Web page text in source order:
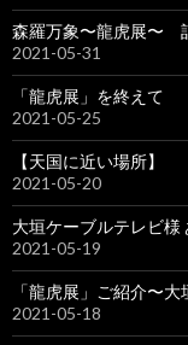
森羅万象〜龍虎展〜
2021-05-31
「龍虎展」を終えて
2021-05-25
【天国に近い場所】
2021-05-20
大垣ケーブルテレビ様
2021-05-19
「龍虎展」ご紹介〜
2021-05-18